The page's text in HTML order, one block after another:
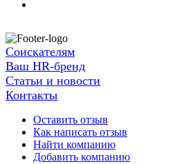
Соискателям
Ваш HR-бренд
Статьи и новости
Контакты
Оставить отзыв
Как написать отзыв
Найти компанию
Добавить компанию